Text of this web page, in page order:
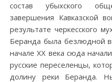
состав убыхского
завершения Кавказской
результате черкесского
Беранда была безлюдной
начале XX века сюда
русские переселенцы,
долину реки Беранда.